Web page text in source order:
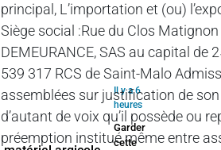
principal, L’importation et (ou)
Siège social :Rue du Clos
DEMEURANCE, SAS au capital
539 317 RCS de Saint-Malo
assemblées sur justification de
d’autant de voix qu’il possède ou
préemption institué même entre
Il y a 6
heures
Garder
cette